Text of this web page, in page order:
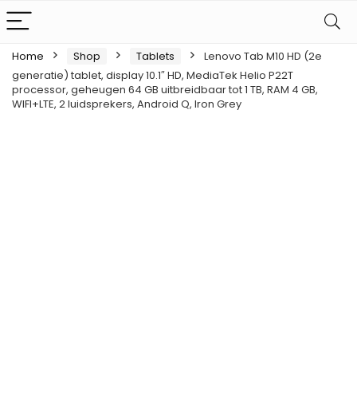
Home Shop Tablets
Lenovo Tab M10 HD (2e
generatie) tablet, display 10.1″ HD, MediaTek Helio P22T
processor, geheugen 64 GB uitbreidbaar tot 1 TB, RAM 4 GB,
WIFI+LTE, 2 luidsprekers, Android Q, Iron Grey